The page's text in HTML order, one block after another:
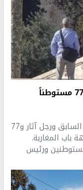
رئيس الشاباك السابق ورجل آثار و77 مستوطناً
اقتحم صباح اليوم الأحد، رئيس الشاباك السابق ورجل آثار و77
المغاربة.
ورئيس